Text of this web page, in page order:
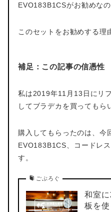
EVO183B1CSがお勧めなの
このセットをお勧めする理
補足：この記事の信憑性
私は2019年11月13日にリ
してブラデカを買ってもら
購入してもらったのは、今
EVO183B1CS、コードレ
す。
ごぶろぐ
和室
板を